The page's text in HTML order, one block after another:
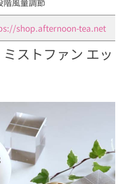
shop.afternoon-tea.net
ミストファン エッ